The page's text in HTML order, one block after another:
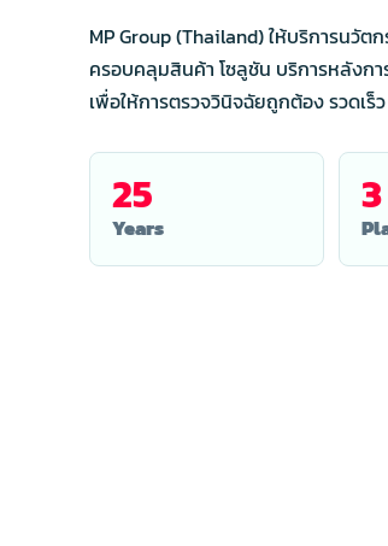
MP Group (Thailand) ให้บริการนวั
ครอบคลุมสินค้า โซลูชัน บริการหลังก
เพื่อให้การตรวจวินิจฉัยถูกต้อง รวดเร็
25
Years
3